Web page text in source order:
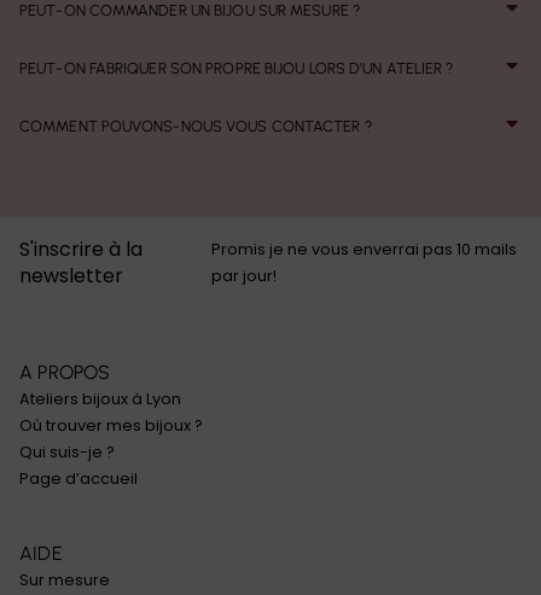
PEUT-ON COMMANDER UN BIJOU SUR MESURE ?
PEUT-ON FABRIQUER SON PROPRE BIJOU LORS D'UN ATELIER ?
COMMENT POUVONS-NOUS VOUS CONTACTER ?
AIDE
Sur mesure
A PROPOS
Ateliers bijoux à Lyon
Où trouver mes bijoux ?
Qui suis-je ?
Page d’accueil
S'inscrire à la
newsletter
Promis je ne vous enverrai pas 10 mails
par jour!